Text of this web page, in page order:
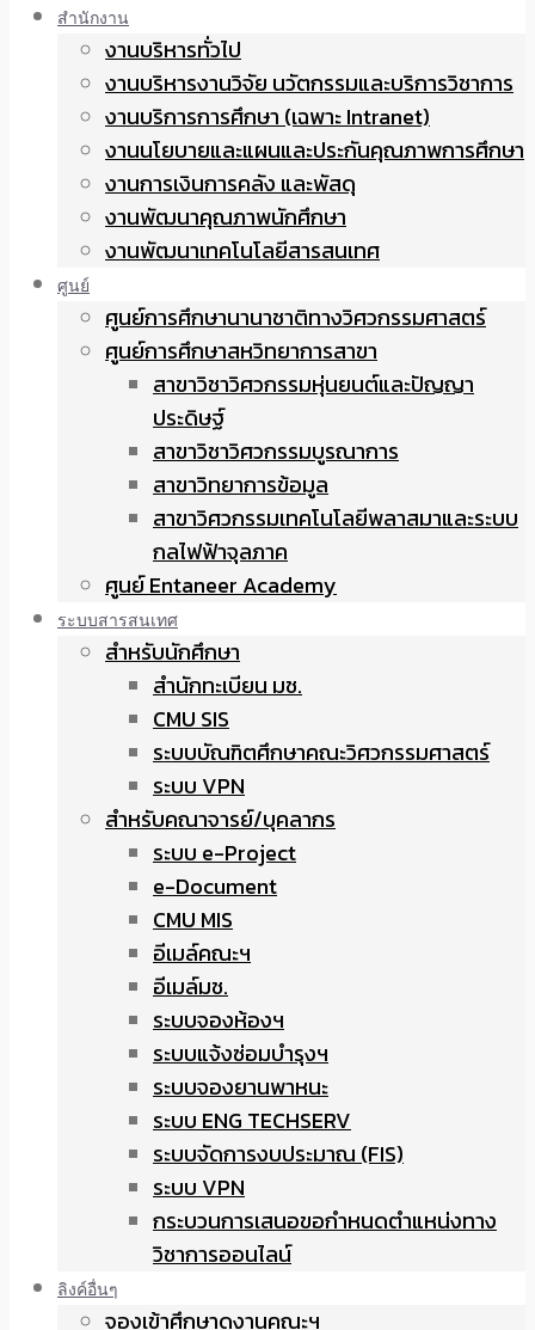
สำนักงาน
งานบริหารทั่วไป
งานบริหารงานวิจัย นวัตกรรมและบริการวิชาการ
งานบริการการศึกษา (เฉพาะ Intranet)
งานนโยบายและแผนและประกันคุณภาพการศึกษา
งานการเงินการคลัง และพัสดุ
งานพัฒนาคุณภาพนักศึกษา
งานพัฒนาเทคโนโลยีสารสนเทศ
ศูนย์
ศูนย์การศึกษานานาชาติทางวิศวกรรมศาสตร์
ศูนย์การศึกษาสหวิทยาการสาขา
สาขาวิชาวิศวกรรมหุ่นยนต์และปัญญา
ประดิษฐ์
สาขาวิชาวิศวกรรมบูรณาการ
สาขาวิทยาการข้อมูล
สาขาวิศวกรรมเทคโนโลยีพลาสมาและระบบ
กลไฟฟ้าจุลภาค
ศูนย์ Entaneer Academy
ระบบสารสนเทศ
สำหรับนักศึกษา
สำนักทะเบียน มช.
CMU SIS
ระบบบัณฑิตศึกษาคณะวิศวกรรมศาสตร์
ระบบ VPN
สำหรับคณาจารย์/บุคลากร
ระบบ e-Project
e-Document
CMU MIS
อีเมล์คณะฯ
อีเมล์มช.
ระบบจองห้องฯ
ระบบแจ้งซ่อมบำรุงฯ
ระบบจองยานพาหนะ
ระบบ ENG TECHSERV
ระบบจัดการงบประมาณ (FIS)
ระบบ VPN
กระบวนการเสนอขอกำหนดตำแหน่งทาง
วิชาการออนไลน์
ลิงค์อื่นๆ
จองเข้าศึกษาดูงานคณะฯ